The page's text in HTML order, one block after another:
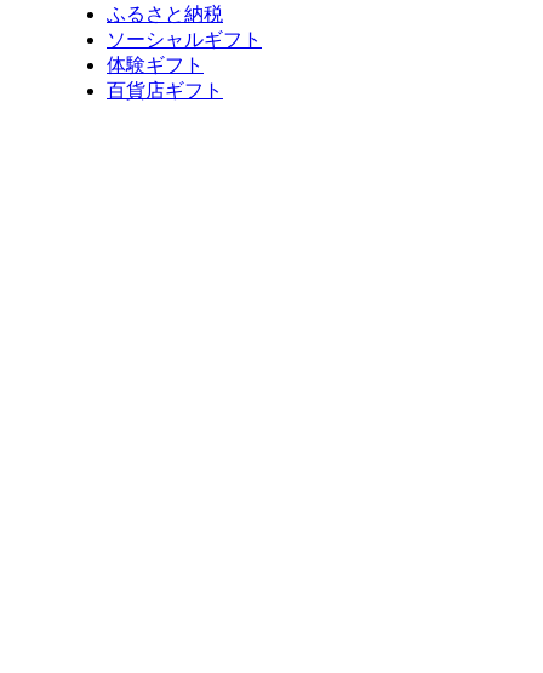
ふるさと納税
ソーシャルギフト
体験ギフト
百貨店ギフト